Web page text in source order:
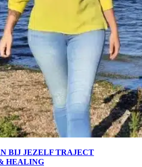
BIJ JEZELF TRAJECT
HEALING